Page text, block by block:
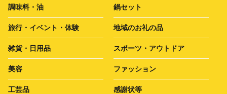
調味料・油 鍋セット
旅行・イベント・体験 地域のお礼の品
雑貨・日用品 スポーツ・アウトドア
美容 ファッション
工芸品 感謝状等